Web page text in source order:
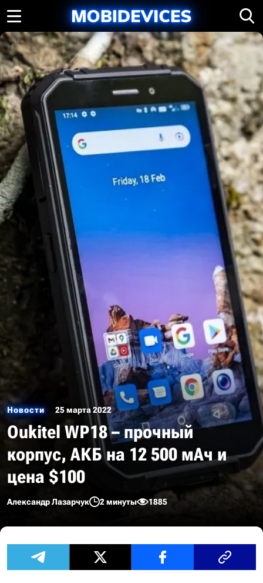
Новости 25 марта 2022
Oukitel WP18 – прочный
корпус, АКБ на 12 500 мАч и
цена $100
Александр Лазарчук 2 минуты 1885